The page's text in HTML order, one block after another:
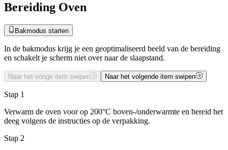
Bereiding Oven
Bakmodus starten
In de bakmodus krijg je een geoptimaliseerd beeld van de bereiding
en schakelt je scherm niet over naar de slaapstand.
Naar het vorige item swipen Naar het volgende item swipen
Stap 1
Verwarm de oven voor op 200°C boven-/onderwarmte en bereid het
deeg volgens de instructies op de verpakking.
Stap 2